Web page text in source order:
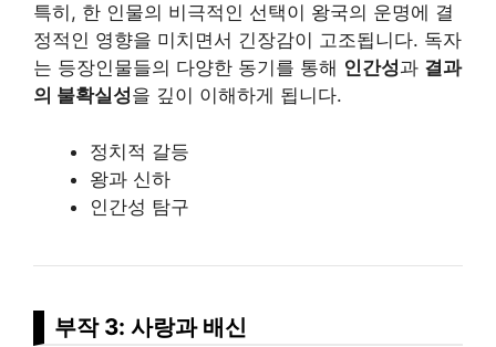
특히, 한 인물의 비극적인 선택이 왕국의 운명에 결
정적인 영향을 미치면서 긴장감이 고조됩니다. 독자
는 등장인물들의 다양한 동기를 통해 인간성과 결과
의 불확실성을 깊이 이해하게 됩니다.
정치적 갈등
왕과 신하
인간성 탐구
부작 3: 사랑과 배신